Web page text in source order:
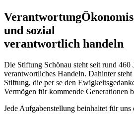
Verantwortung
und sozial
verantwortlich handeln
Die Stiftung Schönau steht seit rund 460
verantwortliches Handeln. Dahinter
Stiftung, die per se den
Vermögen für kommende Generationen
Jede Aufgabenstellung beinhaltet für uns